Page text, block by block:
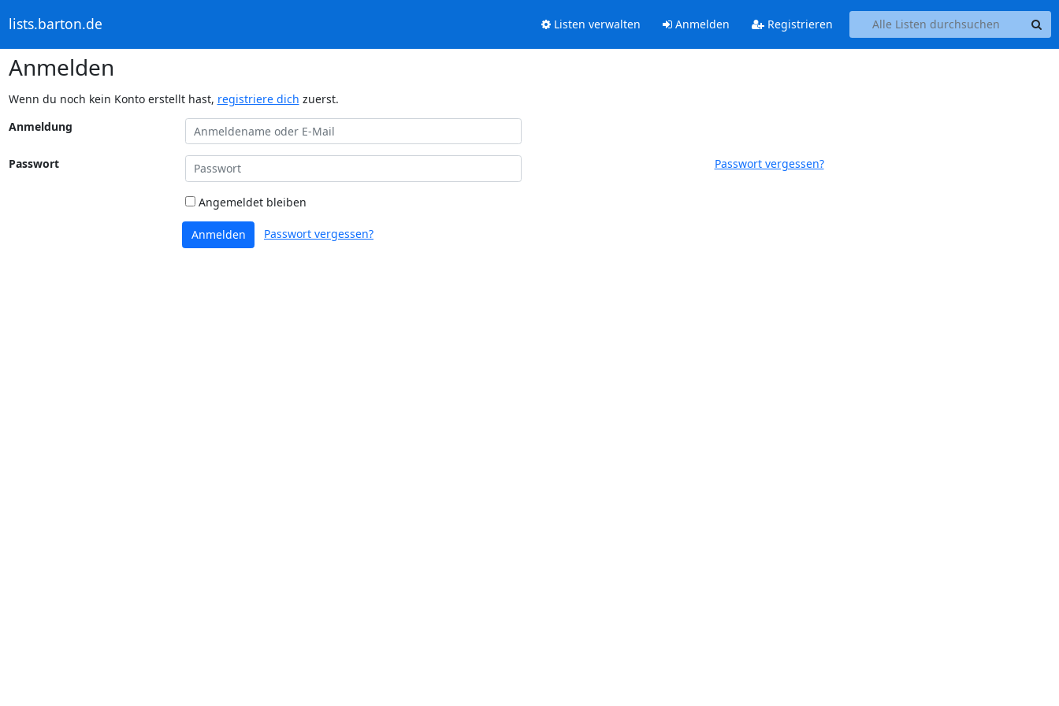
lists.barton.de Listen verwalten Anmelden Registrieren
Anmelden
Wenn du noch kein Konto erstellt hast, registriere dich zuerst.
Anmeldung
Passwort Passwort vergessen?
Angemeldet bleiben
Anmelden Passwort vergessen?